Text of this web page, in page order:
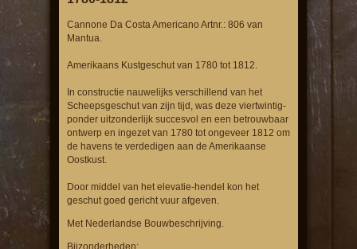
Cannone Da Costa Americano Artnr.: 806 van
Mantua.
Amerikaans Kustgeschut van 1780 tot 1812.
In constructie nauwelijks verschillend van het
Scheepsgeschut van zijn tijd, was deze viertwintig-
ponder uitzonderlijk succesvol en een betrouwbaar
ontwerp en ingezet van 1780 tot ongeveer 1812 om
de havens te verdedigen aan de Amerikaanse
Oostkust.
Door middel van het elevatie-hendel kon het
geschut goed gericht vuur afgeven.
Met Nederlandse Bouwbeschrijving.